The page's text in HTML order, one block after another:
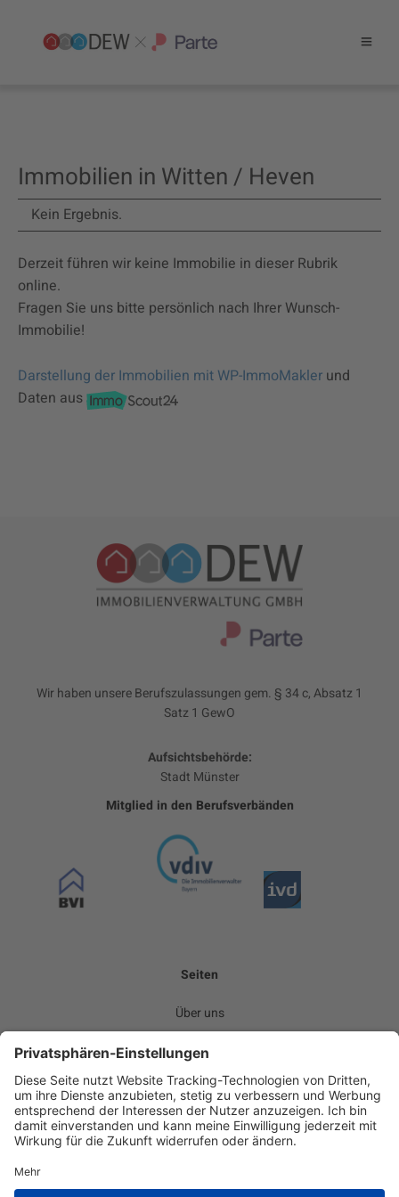
Immobilien in Witten / Heven
Kein Ergebnis.
Derzeit führen wir keine Immobilie in dieser Rubrik
online.
Fragen Sie uns bitte persönlich nach Ihrer Wunsch-
Immobilie!
Darstellung der Immobilien mit WP-ImmoMakler und
Daten aus
Wir haben unsere Berufszulassungen gem. § 34 c, Absatz 1
Satz 1 GewO
Aufsichtsbehörde:
Stadt Münster
Mitglied in den Berufsverbänden
Seiten
Über uns
Team
Karriere